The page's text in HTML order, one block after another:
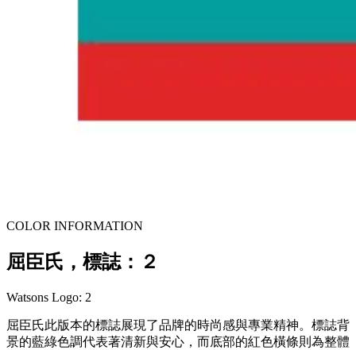
COLOR INFORMATION
屈臣氏，標誌：２
Watsons Logo: 2
屈臣氏此版本的標誌展現了品牌的時尚感與專業精神。標誌背
景的藍綠色調代表著清新與安心，而底部的紅色橫條則為整體